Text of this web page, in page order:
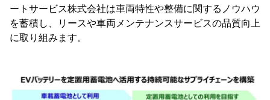
ートサービス株式会社は車両特性や整備に関するノウハウ
を蓄積し、リースや車両メンテナンスサービスの品質向上
に取り組みます。